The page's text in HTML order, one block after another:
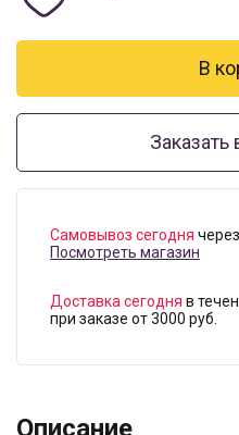
Заказать
Самовывоз сегодня
Посмотреть магазин
Доставка сегодня в
при заказе от 3000 руб.
Описание